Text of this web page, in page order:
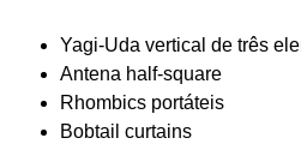
Yagi‑Uda vertical de três
Antena half‑square
Rhombics portáteis
Bobtail curtains